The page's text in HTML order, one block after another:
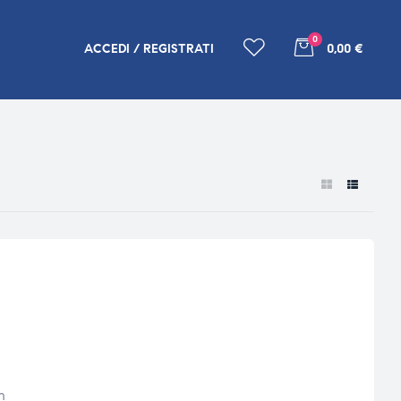
ACCEDI / REGISTRATI
0
0,00 €